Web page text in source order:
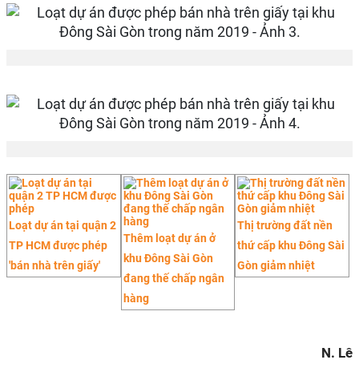
Loạt dự án tại quận 2
TP HCM được phép
'bán nhà trên giấy'
Thêm loạt dự án ở
khu Đông Sài Gòn
đang thế chấp ngân
hàng
Thị trường đất nền
thứ cấp khu Đông Sài
Gòn giảm nhiệt
N. Lê